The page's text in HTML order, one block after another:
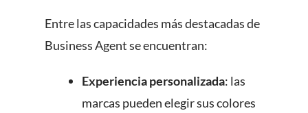
Entre las capacidades más destacadas de
Business Agent se encuentran:
Experiencia personalizada: las
marcas pueden elegir sus colores